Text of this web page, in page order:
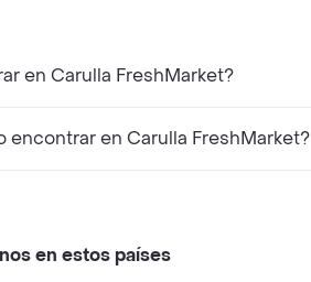
en Carulla FreshMarket?
en Carulla FreshMarket?
en estos países